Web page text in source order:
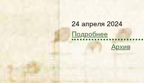
24 апреля 2024
Подробнее
Архив